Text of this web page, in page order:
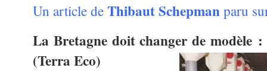
Un article deThibaut Schepmanparu
La Bretagne doit changer de modèle
(Terra Eco)